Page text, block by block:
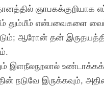
தும்மீம் என்பவைகளை
ஆரோன் தன்
இளநீலநூலால்
நடுவே இருக்கவும்,